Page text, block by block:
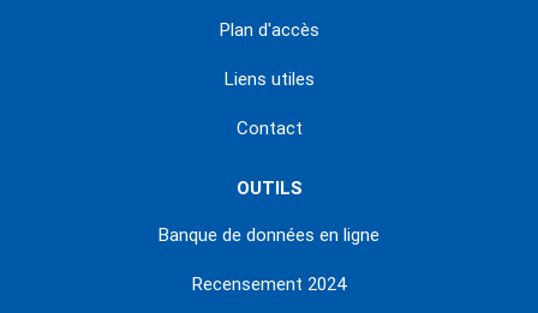
Plan d'accès
Liens utiles
Contact
OUTILS
Banque de données en ligne
Recensement 2024